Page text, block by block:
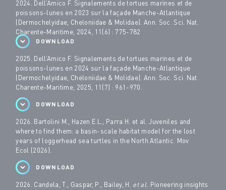
2024. Dell’Amico F. Signalements de tortues marines et de
poissons-lunes en 2023 sur la façade Manche-Atlantique
(Dermochelyidae, Cheloniidae & Molidae). Ann. Soc. Sci. Nat.
Charente-Maritime, 2024, 11(6) : 775-782
DOWNLOAD
2025. Dell’Amico F. Signalements de tortues marines et de
poissons-lunes en 2024 sur la façade Manche-Atlantique
(Dermochelyidae, Cheloniidae & Molidae). Ann. Soc. Sci. Nat.
Charente-Maritime, 2025, 11(7) : 961-970.
DOWNLOAD
2026. Bartolini M., Hazen E.L., Parra H. et al.Juveniles and
where to find them: a basin-scale habitat model for the lost
years of loggerhead sea turtles in the North Atlantic. Mov
Ecol
(2026).
DOWNLOAD
2026. Candela, T., Gaspar, P., Bailey, H. et al. Pioneering insights